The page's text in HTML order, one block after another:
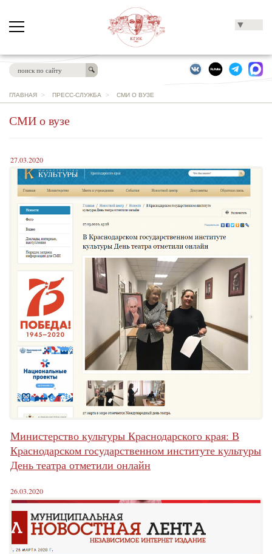
▼
ГЛАВНАЯ > ПРЕСС-СЛУЖБА > СМИ О ВУЗЕ
СМИ о вузе
27.03.2020
Министерство культуры Краснодарского края: В
Краснодарском государственном институте культуры
День театра отметили онлайн
26.03.2020